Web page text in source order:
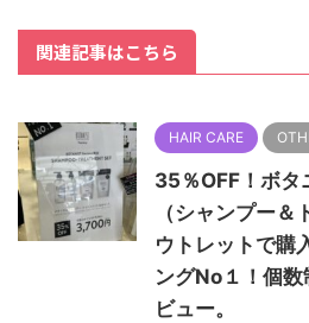
関連記事はこちら
HAIR CARE
35％OFF！ボタ
（シャンプー
ウトレットで購
ングNo１！個
ビュー。